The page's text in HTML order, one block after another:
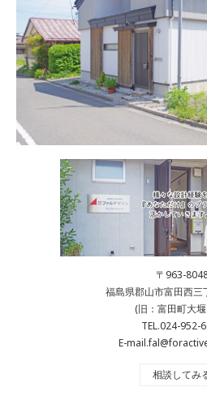
〒963-
福島県郡山市富田西三
(旧：富田町大
TEL.024-952-
E-
相談してみ